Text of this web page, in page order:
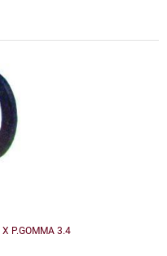
P.GOMMA 3.4